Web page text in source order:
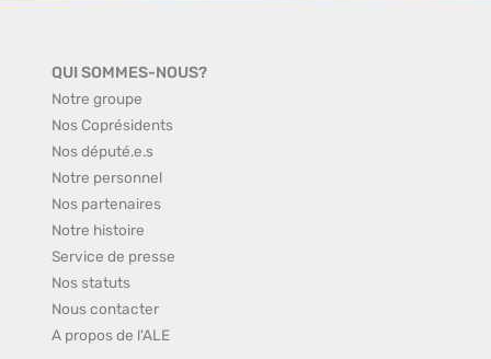
QUI SOMMES-NOUS?
Notre groupe
Nos Coprésidents
Nos député.e.s
Notre personnel
Nos partenaires
Notre histoire
Service de presse
Nos statuts
Nous contacter
A propos de l'ALE